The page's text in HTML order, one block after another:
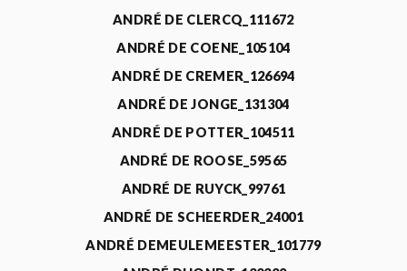
ANDRÉ DE CLERCQ_111672
ANDRÉ DE COENE_105104
ANDRÉ DE CREMER_126694
ANDRÉ DE JONGE_131304
ANDRÉ DE POTTER_104511
ANDRÉ DE ROOSE_59565
ANDRÉ DE RUYCK_99761
ANDRÉ DE SCHEERDER_24001
ANDRÉ DEMEULEMEESTER_101779